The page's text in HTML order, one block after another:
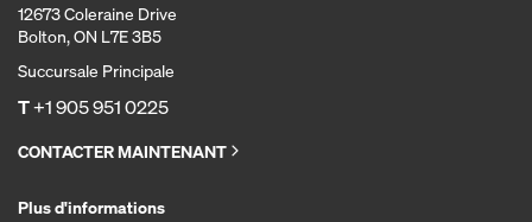
12673 Coleraine Drive
Bolton, ON L7E 3B5
Succursale Principale
T+1 905 951 0225
CONTACTER MAINTENANT
Plus d'informations